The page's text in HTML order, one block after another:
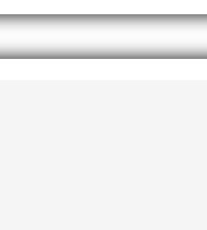
ledare som alltid var